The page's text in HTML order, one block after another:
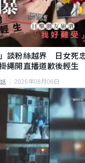
談粉絲越界 日女死
繩開直播道歉後輕生
2026年08月06日